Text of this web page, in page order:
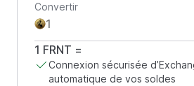
Convertir
1 FRNT =
Connexion sécurisée
automatique de vos soldes